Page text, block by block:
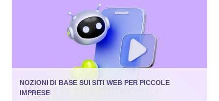
NOZIONI DI BASE SUI SITI WEB PER PICCOLE
IMPRESE